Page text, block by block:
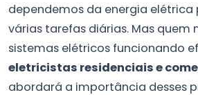
dependemos da energia elétrica
várias tarefas diárias. Mas quem
sistemas elétricos funcionando
eletricistas residenciais e
abordará a importância desses